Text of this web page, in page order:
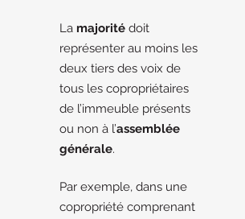
La majorité doit
représenter au moins les
deux tiers des voix de
tous les copropriétaires
de l’immeuble présents
ou non à l’assemblée
générale.
Par exemple, dans une
copropriété comprenant